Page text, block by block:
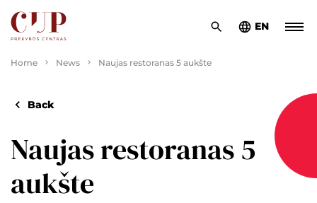
EN
Home News Naujas restoranas 5 aukšte
Back
Naujas restoranas 5
aukšte